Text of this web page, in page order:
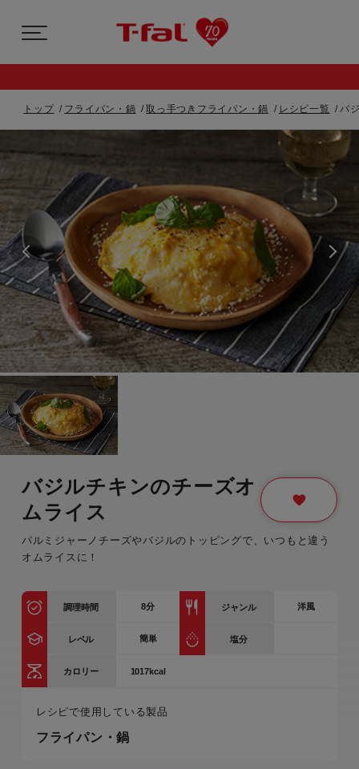
トップ フライパン・鍋 取っ手つきフライパン・鍋 レシピ一覧 バ
バジルチキンのチーズオ
ムライス
パルミジャーノチーズやバジルのトッピングで、いつもと違う
オムライスに！
調理時間 8分 ジャンル 洋風
レベル 簡単 塩分
カロリー 1017kcal
レシピで使用している製品
フライパン・鍋